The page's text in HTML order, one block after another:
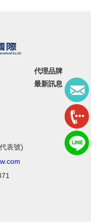
代理品牌
最新訊息
表號)